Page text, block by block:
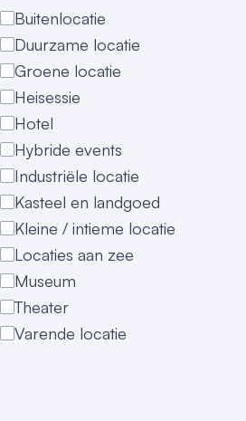
Buitenlocatie
Duurzame locatie
Groene locatie
Heisessie
Hotel
Hybride events
Industriële locatie
Kasteel en landgoed
Kleine / intieme locatie
Locaties aan zee
Museum
Theater
Varende locatie